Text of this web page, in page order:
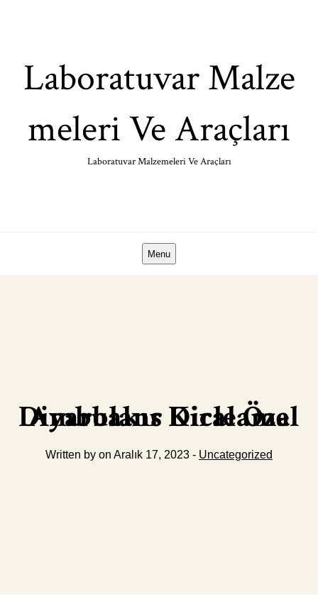
Laboratuvar Malze
meleri Ve Araçları
Laboratuvar Malzemeleri Ve Araçları
Menu
Diyarbakır Dicle Özel Ambulans Kiralama
Written by on Aralık 17, 2023 - Uncategorized